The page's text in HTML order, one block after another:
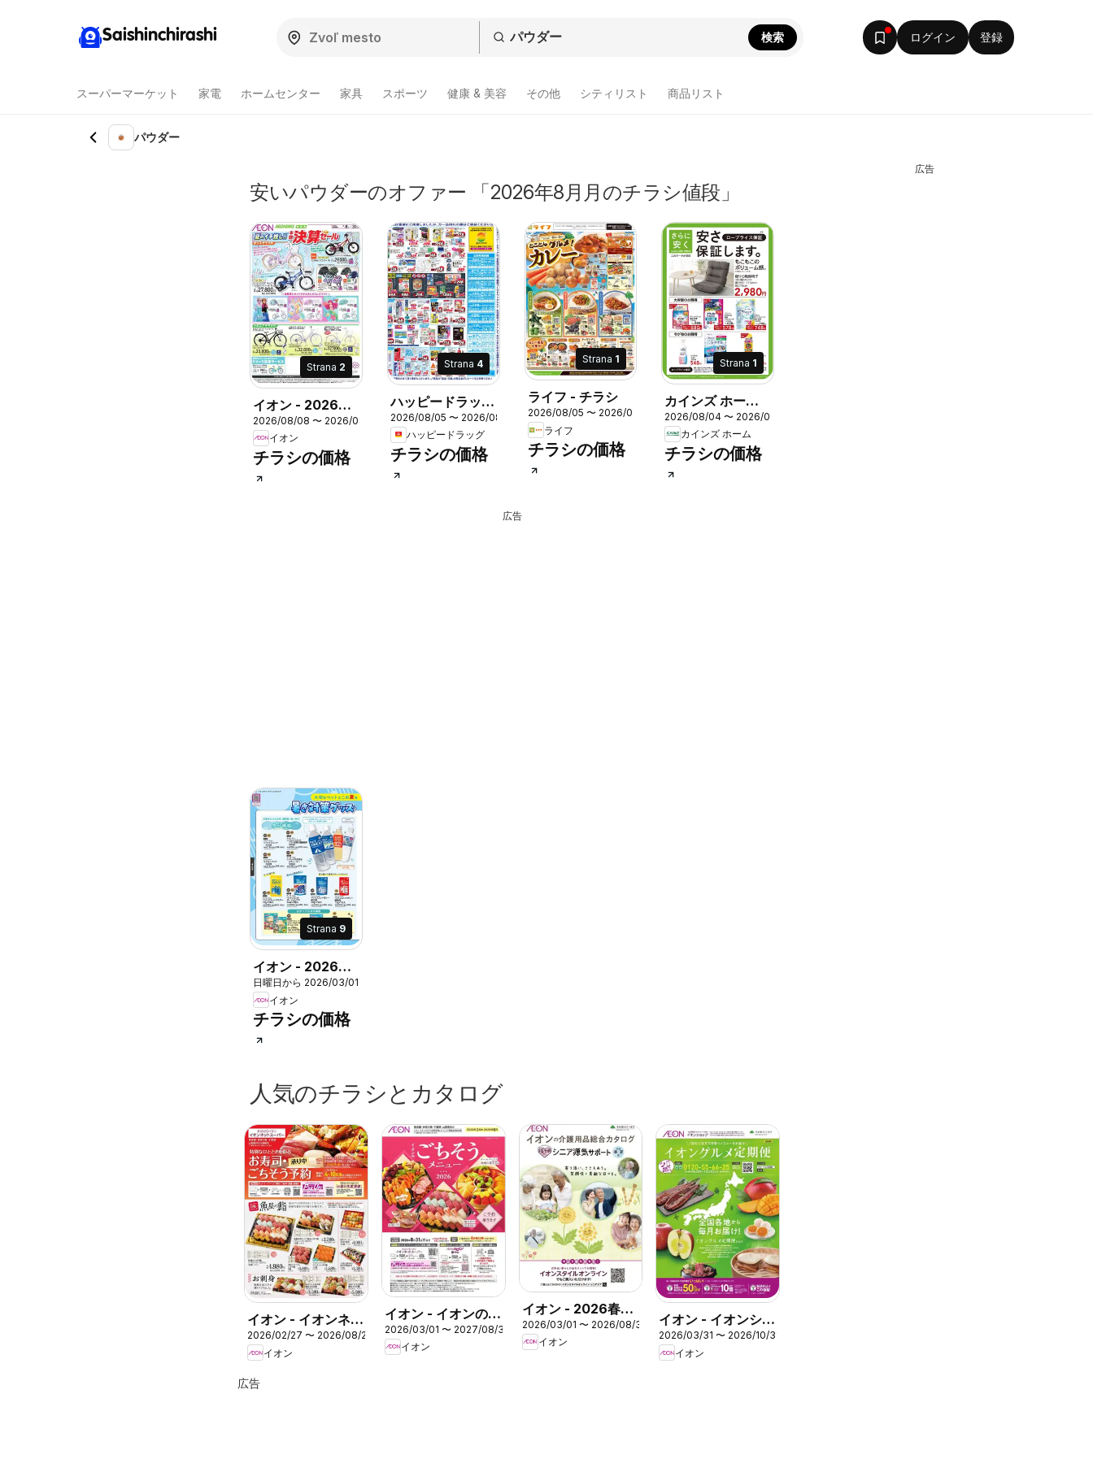
Saishinchirashi 検索 ログイン 登録
スーパーマーケット 家電 ホームセンター 家具 スポーツ 健康 & 美容 その他 シティリスト 商品リスト
パウダー
安いパウダーのオファー 「2026年8月月のチラシ値段」
Strana 2
イオン - 2026夏
チラシ 夏のイチ
推しサイクル!!
2026/08/08 〜 2026/08/30
イオン
チラシの価格
Strana 4
ハッピードラッグ
- チラシ
2026/08/05 〜 2026/08/09
ハッピードラッグ
チラシの価格
Strana 1
ライフ - チラシ
2026/08/05 〜 2026/08/07
ライフ
チラシの価格
Strana 1
カインズ ホーム -
ロープライス保証
2026/08/04 〜 2026/09/07
カインズ ホーム
チラシの価格
広告
Strana 9
イオン - 2026春
夏ペットグッズカ
タログ
日曜日から 2026/03/01
イオン
チラシの価格
人気のチラシとカタログ
イオン - イオンネッ
トスーパー ごちそ
う予約
2026/02/27 〜 2026/08/25
イオン
イオン - イオンのご
ちそうメニューご予
約承り
2026/03/01 〜 2027/08/31
イオン
イオン - 2026春夏
チラシ
2026/03/01 〜 2026/08/31
イオン
イオン - イオンショ
ップ グルメ定期便
2026/03/31 〜 2026/10/31
イオン
広告
広告